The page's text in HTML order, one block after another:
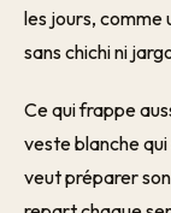
les jours, comme
sans chichi ni
Ce qui frappe
veste blanche
veut préparer